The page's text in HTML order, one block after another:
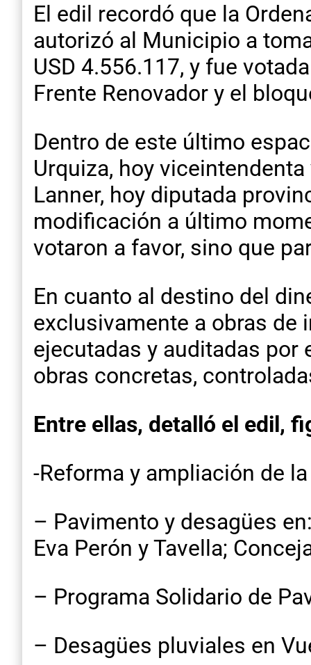
El edil recordó que la
autorizó al Municipio a
USD 4.556.117, y fue
Frente Renovador y el
Dentro de este último
Urquiza, hoy
Lanner, hoy diputada
modificación a último
votaron a favor, sino que
En cuanto al destino del
exclusivamente a obras de
ejecutadas y auditadas por
obras concretas,
Entre ellas, detalló el edil,
-Reforma y ampliación de
– Pavimento y desagües
Eva Perón y Tavella;
– Programa Solidario de
– Desagües pluviales en